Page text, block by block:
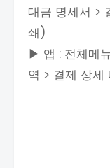
대금 명세서 >
쇄)
▶ 앱 : 전체메
역 > 결제 상세